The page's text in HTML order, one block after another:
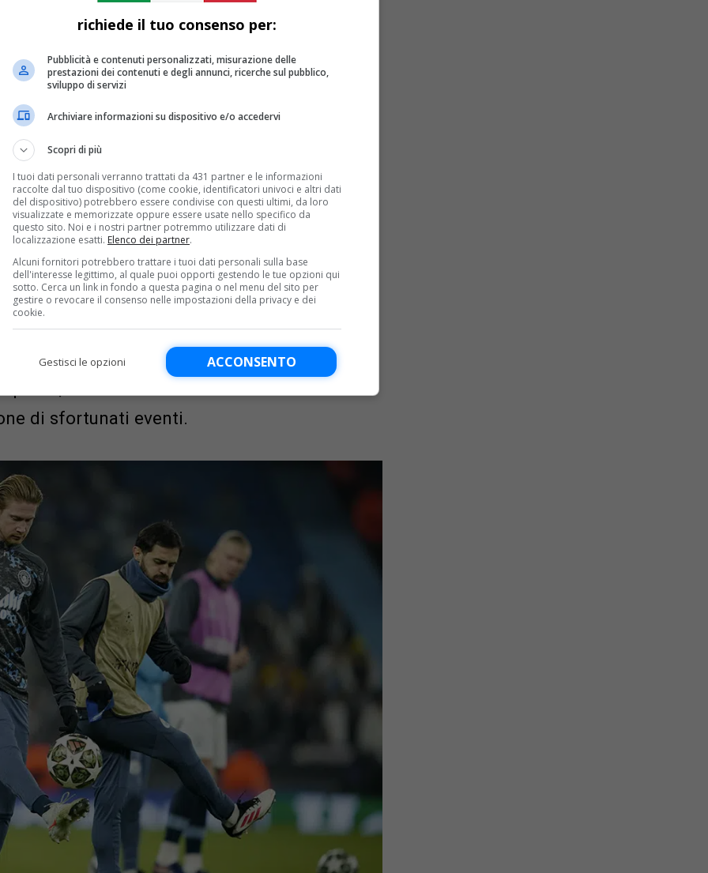
chiude un’era
out” (l’iconico discorso di addio
Kevin De Bruyneha fatto un
spalle una delle decadi più
europeo. Non esiste KDB senza
anche usando la proprietà
la legacy di Guardiola ai Citizens
il suo cuore pulsante, il suo
il prato dell’Etihad come la sua
elencare tutti i trofei vinti, ci
squadra, 4 individuali) e che tra
ma non il Pallone d’Oro
di sfortunati eventi.
richiede il tuo consenso per:
Pubblicità e contenuti personalizzati, misurazione delle
prestazioni dei contenuti e degli annunci, ricerche sul pubblico,
sviluppo di servizi
Archiviare informazioni su dispositivo e/o accedervi
Scopri di più
I tuoi dati personali verranno trattati da 431 partner e le informazioni
raccolte dal tuo dispositivo (come cookie, identificatori univoci e altri dati
del dispositivo) potrebbero essere condivise con questi ultimi, da loro
visualizzate e memorizzate oppure essere usate nello specifico da
questo sito. Noi e i nostri partner potremmo utilizzare dati di
localizzazione esatti. Elenco dei partner.
Alcuni fornitori potrebbero trattare i tuoi dati personali sulla base
dell'interesse legittimo, al quale puoi opporti gestendo le tue opzioni qui
sotto. Cerca un link in fondo a questa pagina o nel menu del sito per
gestire o revocare il consenso nelle impostazioni della privacy e dei
cookie.
ACCONSENTO
Gestisci le opzioni